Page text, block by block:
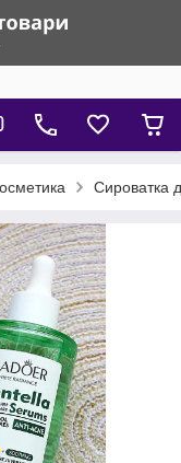
Сироватка